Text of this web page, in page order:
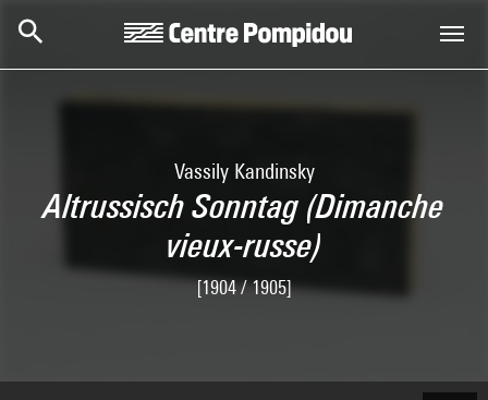
Vassily Kandinsky
Altrussisch Sonntag (Dimanche
vieux-russe)
[1904 / 1905]